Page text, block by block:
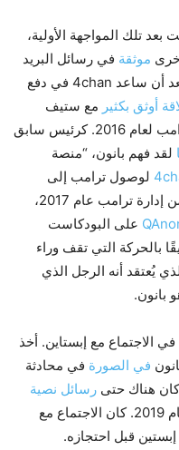
تلك المواجهة الأولية،
موثقة في رسائل البريد
الإلكتروني الأخرى. ولكن بعد سنوات، بعد أن ساعد 4chan في دفع
أوثق بكثير مع ستيف
بانون، كبير الاستراتيجيين وراء حملة ترامب لعام 2016. كرئيس سابق
لقد فهم بانون، “منصة
لوصول ترامب إلى
السلطة. وفي وقت لاحق، بعد إطاحته من إدارة ترامب عام 2017،
على البودكاست
بالحركة التي تقف وراء
يُعتقد أنه الرجل الذي
بانون.
الاجتماع مع إبستاين. أخذ
في الصورة في محادثة
هناك حتى رسائل نصية
مع بانون قبل يوم اعتقال إبستين في عام 2019. كان الاجتماع مع
قبل احتجازه.